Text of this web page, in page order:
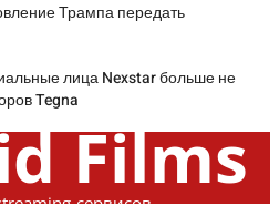
Трампа передать
лица Nexstar больше не
Tegna
Films
сервисов